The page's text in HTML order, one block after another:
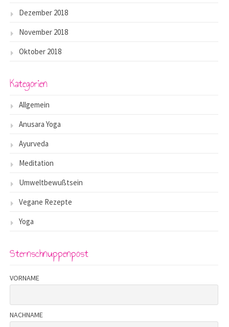
Dezember 2018
November 2018
Oktober 2018
Kategorien
Allgemein
Anusara Yoga
Ayurveda
Meditation
Umweltbewußtsein
Vegane Rezepte
Yoga
Sternschnuppenpost
VORNAME
NACHNAME